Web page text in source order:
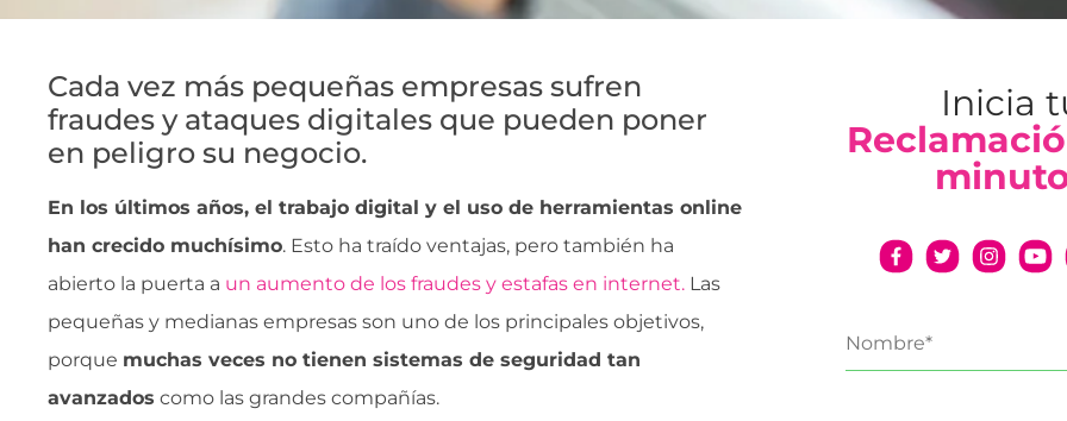
Cada vez más pequeñas empresas sufren
fraudes y ataques digitales que pueden poner
en peligro su negocio.
En los últimos años, el trabajo digital y el uso de herramientas online
han crecido muchísimo. Esto ha traído ventajas, pero también ha
abierto la puerta a un aumento de los fraudes y estafas en internet. Las
pequeñas y medianas empresas son uno de los principales objetivos,
porque muchas veces no tienen sistemas de seguridad tan
avanzados como las grandes compañías.
Inicia